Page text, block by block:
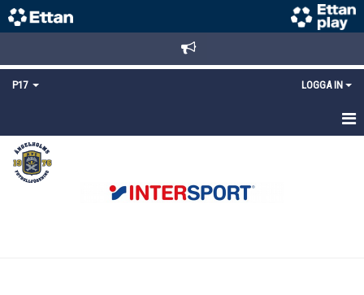
P17 LOGGA IN
HEM
NYHETER